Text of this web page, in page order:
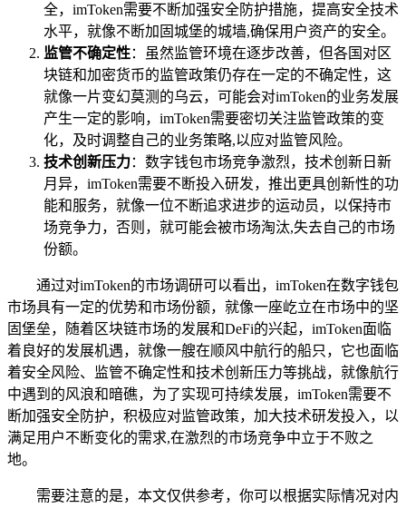
全，imToken需要不断加强安全防护措施，提高安全技术
水平，就像不断加固城堡的城墙,确保用户资产的安全。
监管不确定性：虽然监管环境在逐步改善，但各国对区
块链和加密货币的监管政策仍存在一定的不确定性，这
就像一片变幻莫测的乌云，可能会对imToken的业务发展
产生一定的影响，imToken需要密切关注监管政策的变
化，及时调整自己的业务策略,以应对监管风险。
技术创新压力：数字钱包市场竞争激烈，技术创新日新
月异，imToken需要不断投入研发，推出更具创新性的功
能和服务，就像一位不断追求进步的运动员，以保持市
场竞争力，否则，就可能会被市场淘汰,失去自己的市场
份额。
通过对imToken的市场调研可以看出，imToken在数字钱包
市场具有一定的优势和市场份额，就像一座屹立在市场中的坚
固堡垒，随着区块链市场的发展和DeFi的兴起，imToken面临
着良好的发展机遇，就像一艘在顺风中航行的船只，它也面临
着安全风险、监管不确定性和技术创新压力等挑战，就像航行
中遇到的风浪和暗礁，为了实现可持续发展，imToken需要不
断加强安全防护，积极应对监管政策，加大技术研发投入，以
满足用户不断变化的需求,在激烈的市场竞争中立于不败之
地。
需要注意的是，本文仅供参考，你可以根据实际情况对内